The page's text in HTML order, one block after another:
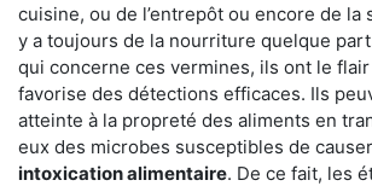
cuisine, ou de l’entrepôt ou encore de la
y a toujours de la nourriture quelque
qui concerne ces vermines, ils ont le
favorise des détections efficaces. Ils
atteinte à la propreté des aliments en
eux des microbes susceptibles de causer
intoxication alimentaire. De ce fait, les